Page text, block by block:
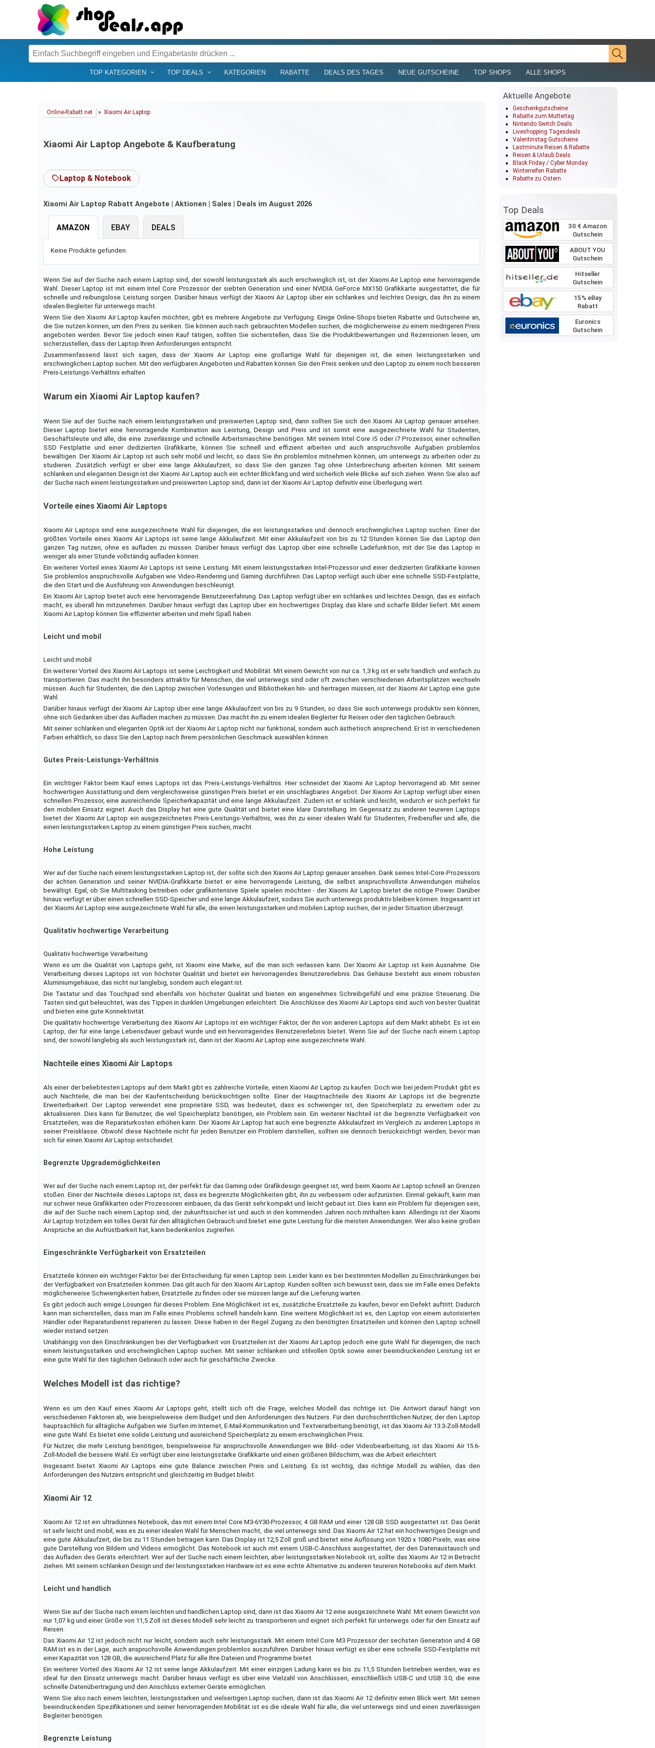
TOP KATEGORIEN TOP DEALS KATEGORIEN RABATTE DEALS DES TAGES NEUE GUTSCHEINE TOP SHOPS ALLE SHOPS
Online-Rabatt.net » Xiaomi Air Laptop
Xiaomi Air Laptop Angebote & Kaufberatung
Laptop & Notebook
Xiaomi Air Laptop Rabatt Angebote | Aktionen | Sales | Deals im August 2026
AMAZON
Keine Produkte gefunden.
EBAY DEALS
Wenn Sie auf der Suche nach einem Laptop sind, der sowohl leistungsstark als auch erschwinglich ist, ist der Xiaomi Air Laptop eine hervorragende
Wahl. Dieser Laptop ist mit einem Intel Core Prozessor der siebten Generation und einer NVIDIA GeForce MX150 Grafikkarte ausgestattet, die für
schnelle und reibungslose Leistung sorgen. Darüber hinaus verfügt der Xiaomi Air Laptop über ein schlankes und leichtes Design, das ihn zu einem
idealen Begleiter für unterwegs macht.
Wenn Sie den Xiaomi Air Laptop kaufen möchten, gibt es mehrere Angebote zur Verfügung. Einige Online-Shops bieten Rabatte und Gutscheine an,
die Sie nutzen können, um den Preis zu senken. Sie können auch nach gebrauchten Modellen suchen, die möglicherweise zu einem niedrigeren Preis
angeboten werden. Bevor Sie jedoch einen Kauf tätigen, sollten Sie sicherstellen, dass Sie die Produktbewertungen und Rezensionen lesen, um
sicherzustellen, dass der Laptop Ihren Anforderungen entspricht.
Zusammenfassend lässt sich sagen, dass der Xiaomi Air Laptop eine großartige Wahl für diejenigen ist, die einen leistungsstarken und
erschwinglichen Laptop suchen. Mit den verfügbaren Angeboten und Rabatten können Sie den Preis senken und den Laptop zu einem noch besseren
Preis-Leistungs-Verhältnis erhalten.
Warum ein Xiaomi Air Laptop kaufen?
Wenn Sie auf der Suche nach einem leistungsstarken und preiswerten Laptop sind, dann sollten Sie sich den Xiaomi Air Laptop genauer ansehen.
Dieser Laptop bietet eine hervorragende Kombination aus Leistung, Design und Preis und ist somit eine ausgezeichnete Wahl für Studenten,
Geschäftsleute und alle, die eine zuverlässige und schnelle Arbeitsmaschine benötigen. Mit seinem Intel Core i5 oder i7 Prozessor, einer schnellen
SSD Festplatte und einer dedizierten Grafikkarte, können Sie schnell und effizient arbeiten und auch anspruchsvolle Aufgaben problemlos
bewältigen. Der Xiaomi Air Laptop ist auch sehr mobil und leicht, so dass Sie ihn problemlos mitnehmen können, um unterwegs zu arbeiten oder zu
studieren. Zusätzlich verfügt er über eine lange Akkulaufzeit, so dass Sie den ganzen Tag ohne Unterbrechung arbeiten können. Mit seinem
schlanken und eleganten Design ist der Xiaomi Air Laptop auch ein echter Blickfang und wird sicherlich viele Blicke auf sich ziehen. Wenn Sie also auf
der Suche nach einem leistungsstarken und preiswerten Laptop sind, dann ist der Xiaomi Air Laptop definitiv eine Überlegung wert.
Vorteile eines Xiaomi Air Laptops
Xiaomi Air Laptops sind eine ausgezeichnete Wahl für diejenigen, die ein leistungsstarkes und dennoch erschwingliches Laptop suchen. Einer der
größten Vorteile eines Xiaomi Air Laptops ist seine lange Akkulaufzeit. Mit einer Akkulaufzeit von bis zu 12 Stunden können Sie das Laptop den
ganzen Tag nutzen, ohne es aufladen zu müssen. Darüber hinaus verfügt das Laptop über eine schnelle Ladefunktion, mit der Sie das Laptop in
weniger als einer Stunde vollständig aufladen können.
Ein weiterer Vorteil eines Xiaomi Air Laptops ist seine Leistung. Mit einem leistungsstarken Intel-Prozessor und einer dedizierten Grafikkarte können
Sie problemlos anspruchsvolle Aufgaben wie Video-Rendering und Gaming durchführen. Das Laptop verfügt auch über eine schnelle SSD-Festplatte,
die den Start und die Ausführung von Anwendungen beschleunigt.
Ein Xiaomi Air Laptop bietet auch eine hervorragende Benutzererfahrung. Das Laptop verfügt über ein schlankes und leichtes Design, das es einfach
macht, es überall hin mitzunehmen. Darüber hinaus verfügt das Laptop über ein hochwertiges Display, das klare und scharfe Bilder liefert. Mit einem
Xiaomi Air Laptop können Sie effizienter arbeiten und mehr Spaß haben.
Leicht und mobil
Leicht und mobil
Ein weiterer Vorteil des Xiaomi Air Laptops ist seine Leichtigkeit und Mobilität. Mit einem Gewicht von nur ca. 1,3 kg ist er sehr handlich und einfach zu
transportieren. Das macht ihn besonders attraktiv für Menschen, die viel unterwegs sind oder oft zwischen verschiedenen Arbeitsplätzen wechseln
müssen. Auch für Studenten, die den Laptop zwischen Vorlesungen und Bibliotheken hin- und hertragen müssen, ist der Xiaomi Air Laptop eine gute
Wahl.
Darüber hinaus verfügt der Xiaomi Air Laptop über eine lange Akkulaufzeit von bis zu 9 Stunden, so dass Sie auch unterwegs produktiv sein können,
ohne sich Gedanken über das Aufladen machen zu müssen. Das macht ihn zu einem idealen Begleiter für Reisen oder den täglichen Gebrauch.
Mit seiner schlanken und eleganten Optik ist der Xiaomi Air Laptop nicht nur funktional, sondern auch ästhetisch ansprechend. Er ist in verschiedenen
Farben erhältlich, so dass Sie den Laptop nach Ihrem persönlichen Geschmack auswählen können.
Gutes Preis-Leistungs-Verhältnis
Ein wichtiger Faktor beim Kauf eines Laptops ist das Preis-Leistungs-Verhältnis. Hier schneidet der Xiaomi Air Laptop hervorragend ab. Mit seiner
hochwertigen Ausstattung und dem vergleichsweise günstigen Preis bietet er ein unschlagbares Angebot. Der Xiaomi Air Laptop verfügt über einen
schnellen Prozessor, eine ausreichende Speicherkapazität und eine lange Akkulaufzeit. Zudem ist er schlank und leicht, wodurch er sich perfekt für
den mobilen Einsatz eignet. Auch das Display hat eine gute Qualität und bietet eine klare Darstellung. Im Gegensatz zu anderen teureren Laptops
bietet der Xiaomi Air Laptop ein ausgezeichnetes Preis-Leistungs-Verhältnis, was ihn zu einer idealen Wahl für Studenten, Freiberufler und alle, die
einen leistungsstarken Laptop zu einem günstigen Preis suchen, macht.
Hohe Leistung
Wer auf der Suche nach einem leistungsstarken Laptop ist, der sollte sich den Xiaomi Air Laptop genauer ansehen. Dank seines Intel-Core-Prozessors
der achten Generation und seiner NVIDIA-Grafikkarte bietet er eine hervorragende Leistung, die selbst anspruchsvollste Anwendungen mühelos
bewältigt. Egal, ob Sie Multitasking betreiben oder grafikintensive Spiele spielen möchten - der Xiaomi Air Laptop bietet die nötige Power. Darüber
hinaus verfügt er über einen schnellen SSD-Speicher und eine lange Akkulaufzeit, sodass Sie auch unterwegs produktiv bleiben können. Insgesamt ist
der Xiaomi Air Laptop eine ausgezeichnete Wahl für alle, die einen leistungsstarken und mobilen Laptop suchen, der in jeder Situation überzeugt.
Qualitativ hochwertige Verarbeitung
Qualitativ hochwertige Verarbeitung
Wenn es um die Qualität von Laptops geht, ist Xiaomi eine Marke, auf die man sich verlassen kann. Der Xiaomi Air Laptop ist kein Ausnahme. Die
Verarbeitung dieses Laptops ist von höchster Qualität und bietet ein hervorragendes Benutzererlebnis. Das Gehäuse besteht aus einem robusten
Aluminiumgehäuse, das nicht nur langlebig, sondern auch elegant ist.
Die Tastatur und das Touchpad sind ebenfalls von höchster Qualität und bieten ein angenehmes Schreibgefühl und eine präzise Steuerung. Die
Tasten sind gut beleuchtet, was das Tippen in dunklen Umgebungen erleichtert. Die Anschlüsse des Xiaomi Air Laptops sind auch von bester Qualität
und bieten eine gute Konnektivität.
Die qualitativ hochwertige Verarbeitung des Xiaomi Air Laptops ist ein wichtiger Faktor, der ihn von anderen Laptops auf dem Markt abhebt. Es ist ein
Laptop, der für eine lange Lebensdauer gebaut wurde und ein hervorragendes Benutzererlebnis bietet. Wenn Sie auf der Suche nach einem Laptop
sind, der sowohl langlebig als auch leistungsstark ist, dann ist der Xiaomi Air Laptop eine ausgezeichnete Wahl.
Nachteile eines Xiaomi Air Laptops
Als einer der beliebtesten Laptops auf dem Markt gibt es zahlreiche Vorteile, einen Xiaomi Air Laptop zu kaufen. Doch wie bei jedem Produkt gibt es
auch Nachteile, die man bei der Kaufentscheidung berücksichtigen sollte. Einer der Hauptnachteile des Xiaomi Air Laptops ist die begrenzte
Erweiterbarkeit. Der Laptop verwendet eine proprietäre SSD, was bedeutet, dass es schwieriger ist, den Speicherplatz zu erweitern oder zu
aktualisieren. Dies kann für Benutzer, die viel Speicherplatz benötigen, ein Problem sein. Ein weiterer Nachteil ist die begrenzte Verfügbarkeit von
Ersatzteilen, was die Reparaturkosten erhöhen kann. Der Xiaomi Air Laptop hat auch eine begrenzte Akkulaufzeit im Vergleich zu anderen Laptops in
seiner Preisklasse. Obwohl diese Nachteile nicht für jeden Benutzer ein Problem darstellen, sollten sie dennoch berücksichtigt werden, bevor man
sich für einen Xiaomi Air Laptop entscheidet.
Begrenzte Upgrademöglichkeiten
Wer auf der Suche nach einem Laptop ist, der perfekt für das Gaming oder Grafikdesign geeignet ist, wird beim Xiaomi Air Laptop schnell an Grenzen
stoßen. Einer der Nachteile dieses Laptops ist, dass es begrenzte Möglichkeiten gibt, ihn zu verbessern oder aufzurüsten. Einmal gekauft, kann man
nur schwer neue Grafikkarten oder Prozessoren einbauen, da das Gerät sehr kompakt und leicht gebaut ist. Dies kann ein Problem für diejenigen sein,
die auf der Suche nach einem Laptop sind, der zukunftssicher ist und auch in den kommenden Jahren noch mithalten kann. Allerdings ist der Xiaomi
Air Laptop trotzdem ein tolles Gerät für den alltäglichen Gebrauch und bietet eine gute Leistung für die meisten Anwendungen. Wer also keine großen
Ansprüche an die Aufrüstbarkeit hat, kann bedenkenlos zugreifen.
Eingeschränkte Verfügbarkeit von Ersatzteilen
Ersatzteile können ein wichtiger Faktor bei der Entscheidung für einen Laptop sein. Leider kann es bei bestimmten Modellen zu Einschränkungen bei
der Verfügbarkeit von Ersatzteilen kommen. Das gilt auch für den Xiaomi Air Laptop. Kunden sollten sich bewusst sein, dass sie im Falle eines Defekts
möglicherweise Schwierigkeiten haben, Ersatzteile zu finden oder sie müssen lange auf die Lieferung warten.
Es gibt jedoch auch einige Lösungen für dieses Problem. Eine Möglichkeit ist es, zusätzliche Ersatzteile zu kaufen, bevor ein Defekt auftritt. Dadurch
kann man sicherstellen, dass man im Falle eines Problems schnell handeln kann. Eine weitere Möglichkeit ist es, den Laptop von einem autorisierten
Händler oder Reparaturdienst reparieren zu lassen. Diese haben in der Regel Zugang zu den benötigten Ersatzteilen und können den Laptop schnell
wieder instand setzen.
Unabhängig von den Einschränkungen bei der Verfügbarkeit von Ersatzteilen ist der Xiaomi Air Laptop jedoch eine gute Wahl für diejenigen, die nach
einem leistungsstarken und erschwinglichen Laptop suchen. Mit seiner schlanken und stilvollen Optik sowie einer beeindruckenden Leistung ist er
eine gute Wahl für den täglichen Gebrauch oder auch für geschäftliche Zwecke.
Welches Modell ist das richtige?
Wenn es um den Kauf eines Xiaomi Air Laptops geht, stellt sich oft die Frage, welches Modell das richtige ist. Die Antwort darauf hängt von
verschiedenen Faktoren ab, wie beispielsweise dem Budget und den Anforderungen des Nutzers. Für den durchschnittlichen Nutzer, der den Laptop
hauptsächlich für alltägliche Aufgaben wie Surfen im Internet, E-Mail-Kommunikation und Textverarbeitung benötigt, ist das Xiaomi Air 13.3-Zoll-Modell
eine gute Wahl. Es bietet eine solide Leistung und ausreichend Speicherplatz zu einem erschwinglichen Preis.
Für Nutzer, die mehr Leistung benötigen, beispielsweise für anspruchsvolle Anwendungen wie Bild- oder Videobearbeitung, ist das Xiaomi Air 15.6-
Zoll-Modell die bessere Wahl. Es verfügt über eine leistungsstarke Grafikkarte und einen größeren Bildschirm, was die Arbeit erleichtert.
Insgesamt bietet Xiaomi Air Laptops eine gute Balance zwischen Preis und Leistung. Es ist wichtig, das richtige Modell zu wählen, das den
Anforderungen des Nutzers entspricht und gleichzeitig im Budget bleibt.
Xiaomi Air 12
Xiaomi Air 12 ist ein ultradünnes Notebook, das mit einem Intel Core M3-6Y30-Prozessor, 4 GB RAM und einer 128 GB SSD ausgestattet ist. Das Gerät
ist sehr leicht und mobil, was es zu einer idealen Wahl für Menschen macht, die viel unterwegs sind. Das Xiaomi Air 12 hat ein hochwertiges Design und
eine gute Akkulaufzeit, die bis zu 11 Stunden betragen kann. Das Display ist 12,5 Zoll groß und bietet eine Auflösung von 1920 x 1080 Pixeln, was eine
gute Darstellung von Bildern und Videos ermöglicht. Das Notebook ist auch mit einem USB-C-Anschluss ausgestattet, der den Datenaustausch und
das Aufladen des Geräts erleichtert. Wer auf der Suche nach einem leichten, aber leistungsstarken Notebook ist, sollte das Xiaomi Air 12 in Betracht
ziehen. Mit seinem schlanken Design und der leistungsstarken Hardware ist es eine echte Alternative zu anderen teureren Notebooks auf dem Markt.
Leicht und handlich
Wenn Sie auf der Suche nach einem leichten und handlichen Laptop sind, dann ist das Xiaomi Air 12 eine ausgezeichnete Wahl. Mit einem Gewicht von
nur 1,07 kg und einer Größe von 11,5 Zoll ist dieses Modell sehr leicht zu transportieren und eignet sich perfekt für unterwegs oder für den Einsatz auf
Reisen.
Das Xiaomi Air 12 ist jedoch nicht nur leicht, sondern auch sehr leistungsstark. Mit einem Intel Core M3 Prozessor der sechsten Generation und 4 GB
RAM ist es in der Lage, auch anspruchsvolle Anwendungen problemlos auszuführen. Darüber hinaus verfügt es über eine schnelle SSD-Festplatte mit
einer Kapazität von 128 GB, die ausreichend Platz für alle Ihre Dateien und Programme bietet.
Ein weiterer Vorteil des Xiaomi Air 12 ist seine lange Akkulaufzeit. Mit einer einzigen Ladung kann es bis zu 11,5 Stunden betrieben werden, was es
ideal für den Einsatz unterwegs macht. Darüber hinaus verfügt es über eine Vielzahl von Anschlüssen, einschließlich USB-C und USB 3.0, die eine
schnelle Datenübertragung und den Anschluss externer Geräte ermöglichen.
Wenn Sie also nach einem leichten, leistungsstarken und vielseitigen Laptop suchen, dann ist das Xiaomi Air 12 definitiv einen Blick wert. Mit seinen
beeindruckenden Spezifikationen und seiner hervorragenden Mobilität ist es die ideale Wahl für alle, die viel unterwegs sind und einen zuverlässigen
Begleiter benötigen.
Begrenzte Leistung
Aktuelle Angebote
Geschenkgutscheine
Rabatte zum Muttertag
Nintendo Switch Deals
Liveshopping Tagesdeals
Valentinstag Gutscheine
Lastminute Reisen & Rabatte
Reisen & Urlaub Deals
Black Friday / Cyber Monday
Winterreifen Rabatte
Rabatte zu Ostern
Top Deals
30 € Amazon
Gutschein
ABOUT YOU
Gutschein
Hitseller
Gutschein
15% eBay
Rabatt
Euronics
Gutschein